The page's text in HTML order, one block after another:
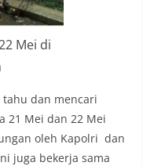
Mei di
tahu dan mencari
21 Mei dan 22 Mei
oleh Kapolri dan
juga bekerja sama